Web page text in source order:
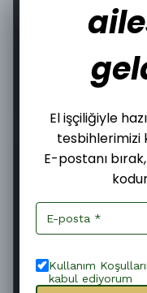
Şimdi
Sipariş ver
Kargoya
El işçiliğiyle
tesbihlerimizi
E-postanı
Kullanım
kabul ediyorum